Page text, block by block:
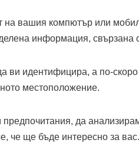
на вашия компютър или
информация, свързана
ви идентифицира, а по-
местоположение.
да
че ще бъде интересно за вас.